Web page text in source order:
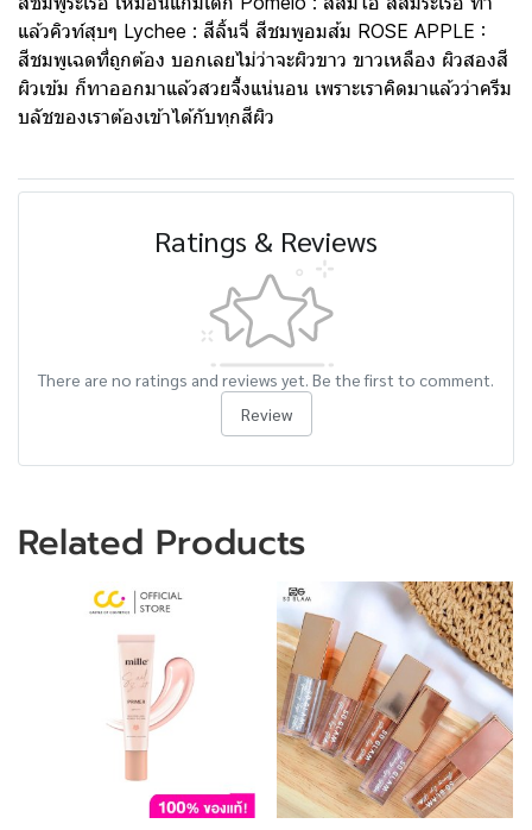
แล้วคิวท์สุบๆ Lychee : สีลิ้นจี่ สีชมพูอมส้ม ROSE APPLE :
สีชมพูเฉดที่ถูกต้อง บอกเลยไม่ว่าจะผิวขาว ขาวเหลือง ผิวสองสี
ผิวเข้ม ก็ทาออกมาแล้วสวยจึ้งแน่นอน เพราะเราคิดมาแล้วว่าครีม
บลัชของเราต้องเข้าได้กับทุกสีผิว
Ratings & Reviews
There are no ratings and reviews yet. Be the first to comment.
Review
Related Products